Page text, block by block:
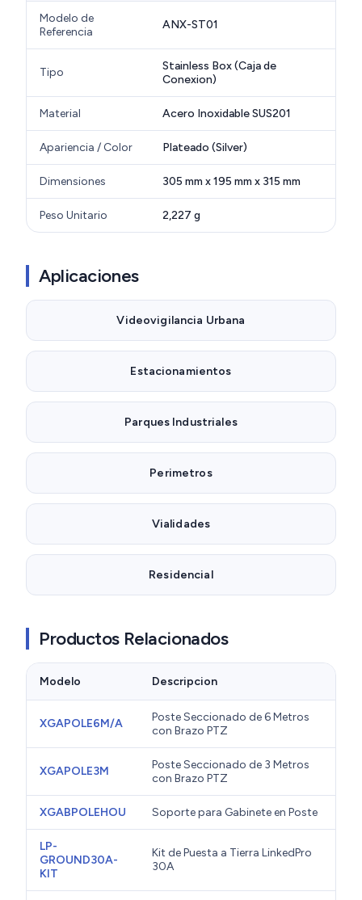
Modelo de
Referencia
ANX-ST01
Tipo
Stainless Box (Caja de
Conexion)
Material Acero Inoxidable SUS201
Apariencia / Color Plateado (Silver)
Dimensiones 305 mm x 195 mm x 315 mm
Peso Unitario 2,227 g
Aplicaciones
Videovigilancia Urbana
Estacionamientos
Parques Industriales
Perimetros
Vialidades
Residencial
Productos Relacionados
Modelo Descripcion
XGAPOLE6M/A
Poste Seccionado de 6 Metros
con Brazo PTZ
XGAPOLE3M
Poste Seccionado de 3 Metros
con Brazo PTZ
XGABPOLEHOU Soporte para Gabinete en Poste
LP-
GROUND30A-
KIT
Kit de Puesta a Tierra LinkedPro
30A